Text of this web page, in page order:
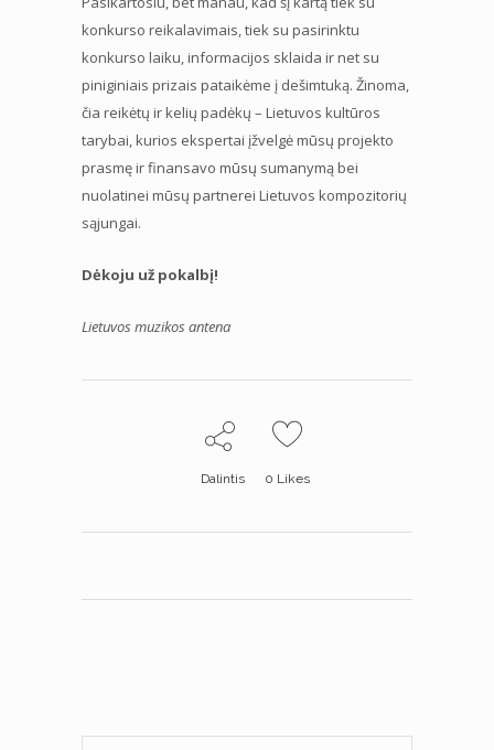
konkurso reikalavimais, tiek su pasirinktu
konkurso laiku, informacijos sklaida ir net su
piniginiais prizais pataikėme į dešimtuką. Žinoma,
čia reikėtų ir kelių padėkų – Lietuvos kultūros
tarybai, kurios ekspertai įžvelgė mūsų projekto
prasmę ir finansavo mūsų sumanymą bei
nuolatinei mūsų partnerei Lietuvos kompozitorių
sąjungai.
Dėkoju už pokalbį!
Lietuvos muzikos antena
Dalintis 0 Likes